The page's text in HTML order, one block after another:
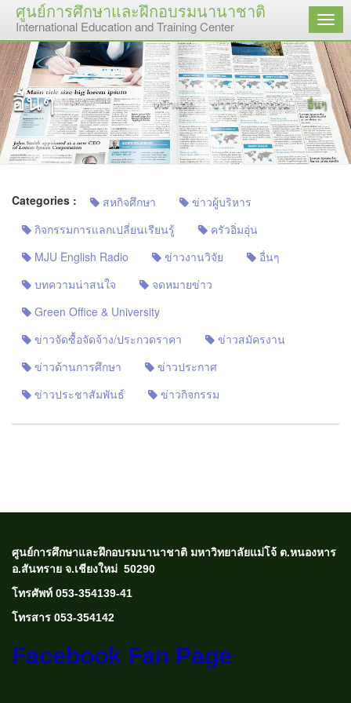
ศูนย์การศึกษาและฝึกอบรมนานาชาติ
International Education and Training Center เมนู
อื่นๆ หน้าแรก ข่าวสารกิจกรรม อื่นๆ
Categories : สหกิจศึกษา
ข่าวผู้บริหาร
กิจกรรมการแลกเปลี่ยนเรียนรู้
ครัวอิ่มอุ่น
MJU English Radio
ข่าวงานวิจัย
อื่นๆ
บทความน่าสนใจ
จดหมายข่าว
Green Office & University
ข่าวจัดซื้อจัดจ้าง/ประกวดราคา
ข่าวสมัครงาน
ข่าวด้านการศึกษา
ข่าวประกาศ
ข่าวประชาสัมพันธ์
ข่าวกิจกรรม
ศูนย์การศึกษาและฝึกอบรมนานาชาติ มหาวิทยาลัยแม่โจ้ ต.หนองหาร
อ.สันทราย จ.เชียงใหม่ 50290
โทรศัพท์ 053-354139-41
โทรสาร 053-354142
Facebook Fan Page